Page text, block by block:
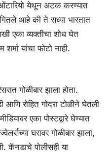
येथून अटक करण्यात
आहे की ते सध्या भारतात
एका व्यक्तीचा शोध घेत
यांचा फोटो नाही.
गोळीबार झाला होता.
आणि रोहित गोदरा टोळीने घेतली
एका पोस्टद्वारे घेण्यात
घरावर गोळीबार झाला,
कॅनडाचे पोलीसही या